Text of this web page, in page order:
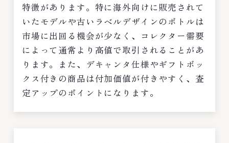
特徴があります。特に海外向けに販売されて
いたモデルや古いラベルデザインのボトルは
市場に出回る機会が少なく、コレクター需要
によって通常より高値で取引されることがあ
ります。また、デキャンタ仕様やギフトボッ
クス付きの商品は付加価値が付きやすく、査
定アップのポイントになります。